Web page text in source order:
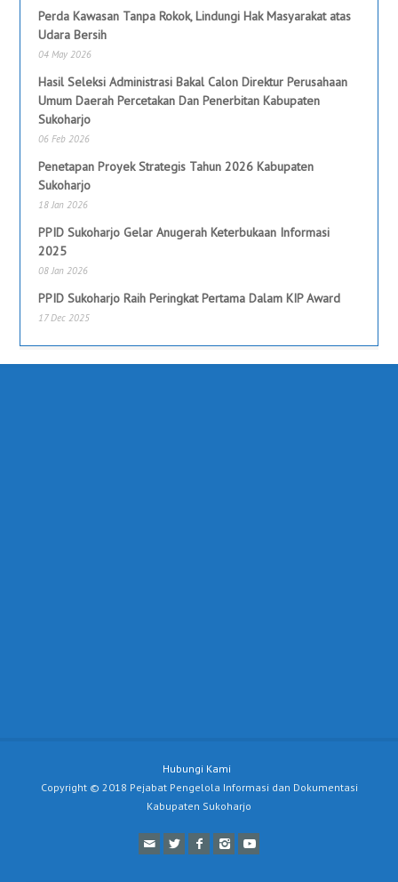
Perda Kawasan Tanpa Rokok, Lindungi Hak Masyarakat atas
Udara Bersih
04 May 2026
Hasil Seleksi Administrasi Bakal Calon Direktur Perusahaan
Umum Daerah Percetakan Dan Penerbitan Kabupaten
Sukoharjo
06 Feb 2026
Penetapan Proyek Strategis Tahun 2026 Kabupaten
Sukoharjo
18 Jan 2026
PPID Sukoharjo Gelar Anugerah Keterbukaan Informasi
2025
08 Jan 2026
PPID Sukoharjo Raih Peringkat Pertama Dalam KIP Award
17 Dec 2025
Hubungi Kami
Copyright © 2018 Pejabat Pengelola Informasi dan Dokumentasi
Kabupaten Sukoharjo